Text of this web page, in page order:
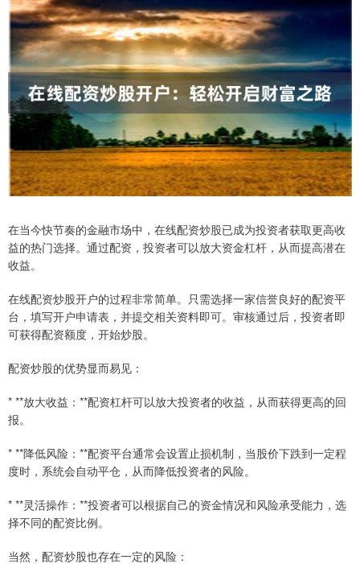
在当今快节奏的金融市场中，在线配资炒股已成为投资者获取更高收
益的热门选择。通过配资，投资者可以放大资金杠杆，从而提高潜在
收益。
在线配资炒股开户的过程非常简单。只需选择一家信誉良好的配资平
台，填写开户申请表，并提交相关资料即可。审核通过后，投资者即
可获得配资额度，开始炒股。
配资炒股的优势显而易见：
* **放大收益：**配资杠杆可以放大投资者的收益，从而获得更高的回
报。
* **降低风险：**配资平台通常会设置止损机制，当股价下跌到一定程
度时，系统会自动平仓，从而降低投资者的风险。
* **灵活操作：**投资者可以根据自己的资金情况和风险承受能力，选
择不同的配资比例。
当然，配资炒股也存在一定的风险：